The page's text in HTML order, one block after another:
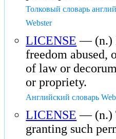
Толковый словарь
Webster
LICENSE — (n.)
freedom abused,
of law or
or propriety.
Английский словарь
LICENSE — (n.)
granting such